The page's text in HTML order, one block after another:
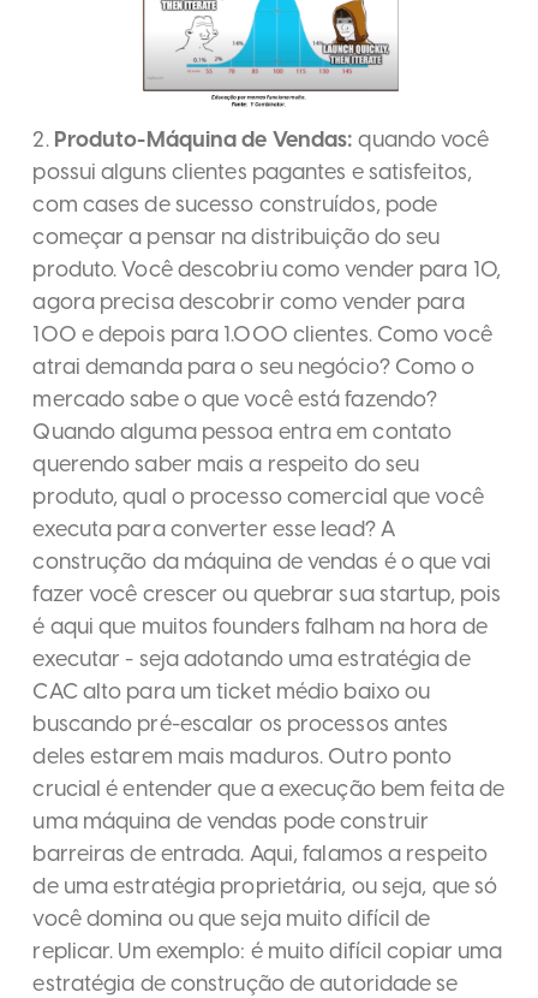
2. Produto-Máquina de Vendas: quando você
possui alguns clientes pagantes e satisfeitos,
com cases de sucesso construídos, pode
começar a pensar na distribuição do seu
produto. Você descobriu como vender para 10,
agora precisa descobrir como vender para
100 e depois para 1.000 clientes. Como você
atrai demanda para o seu negócio? Como o
mercado sabe o que você está fazendo?
Quando alguma pessoa entra em contato
querendo saber mais a respeito do seu
produto, qual o processo comercial que você
executa para converter esse lead? A
construção da máquina de vendas é o que vai
fazer você crescer ou quebrar sua startup, pois
é aqui que muitos founders falham na hora de
executar - seja adotando uma estratégia de
CAC alto para um ticket médio baixo ou
buscando pré-escalar os processos antes
deles estarem mais maduros. Outro ponto
crucial é entender que a execução bem feita de
uma máquina de vendas pode construir
barreiras de entrada. Aqui, falamos a respeito
de uma estratégia proprietária, ou seja, que só
você domina ou que seja muito difícil de
replicar. Um exemplo: é muito difícil copiar uma
estratégia de construção de autoridade se